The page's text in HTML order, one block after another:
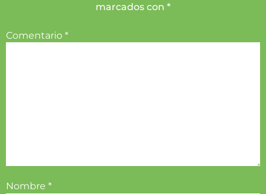
marcados con *
Comentario *
Nombre *